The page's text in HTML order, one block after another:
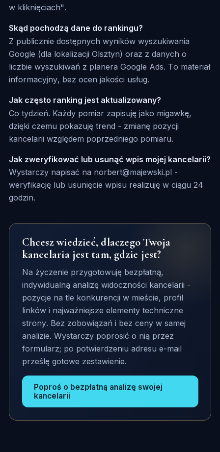
w kliknięciach".
Skąd pochodzą dane do rankingu?
Z publicznie dostępnych wyników wyszukiwania
Google (dla lokalizacji Olsztyn) oraz z danych o
liczbie wyszukiwań z planera Google Ads. To materiał
informacyjny, bez ocen jakości usług.
Jak często ranking jest aktualizowany?
Co tydzień. Każdy pomiar zapisuję jako migawkę,
dzięki czemu pokazuję trend - zmianę pozycji
kancelarii względem poprzedniego pomiaru.
Jak zweryfikować lub usunąć wpis mojej kancelarii?
Wystarczy napisać na norbert@majewski.pl -
weryfikację lub usunięcie wpisu realizuję w ciągu 24
godzin.
Chcesz wiedzieć, dlaczego Twoja
kancelaria jest tam, gdzie jest?
Na życzenie przygotowuję bezpłatną,
indywidualną analizę widoczności kancelarii -
pozycje na tle konkurencji w mieście, profil
linków i najważniejsze elementy techniczne
strony. Bez zobowiązań i bez ceny w samej
analizie. Wystarczy poprosić o nią przez
formularz; po potwierdzeniu adresu e-mail
prześlę gotowe zestawienie.
Poproś o bezpłatną analizę swojej
kancelarii